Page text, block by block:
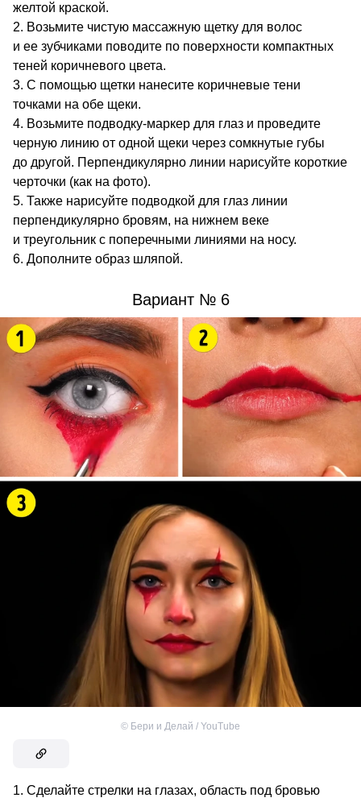
желтой краской.
Возьмите чистую массажную щетку для волос
и ее зубчиками поводите по поверхности компактных
теней коричневого цвета.
С помощью щетки нанесите коричневые тени
точками на обе щеки.
Возьмите подводку-маркер для глаз и проведите
черную линию от одной щеки через сомкнутые губы
до другой. Перпендикулярно линии нарисуйте короткие
черточки (как на фото).
Также нарисуйте подводкой для глаз линии
перпендикулярно бровям, на нижнем веке
и треугольник с поперечными линиями на носу.
Дополните образ шляпой.
Вариант № 6
© Бери и Делай / YouTube
Сделайте стрелки на глазах, область под бровью